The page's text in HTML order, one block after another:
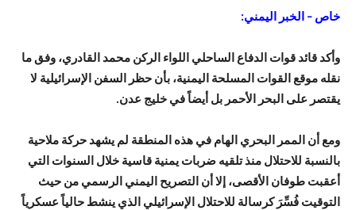
خاص – الخبر اليمني:
وأكد قائد قوات الدفاع الساحلي اللواء الركن محمد القادري، وفق ما
نقله موقع القوات المسلحة اليمنية، بأن حظر السفن الإسرائيلية لا
يقتصر على البحر الأحمر بل أيضاً في خليج عدن.
ومع أن الممر البحري الهام في هذه المنطقة لم يشهد حركة ملاحية
بالنسبة للاحتلال منذ تلقيه ضربات يمنية قاسية خلال السنوات التي
أعقبت طوفان الأقصى، إلا أن التصريح اليمني الرسمي من حيث
التوقيت فُسِّرَ كرسالة للاحتلال الإسرائيلي الذي ينشط حالياً عسكرياً